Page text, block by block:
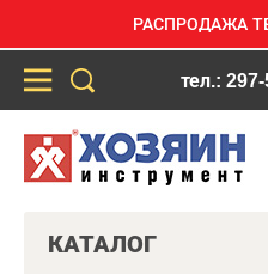
РАСПРОДАЖА
тел.:
КАТАЛОГ